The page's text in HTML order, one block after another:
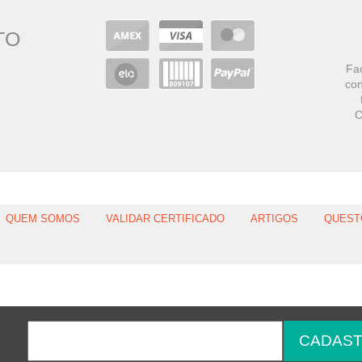
QUEM SOMOS VALIDAR CERTIFICADO ARTIGOS